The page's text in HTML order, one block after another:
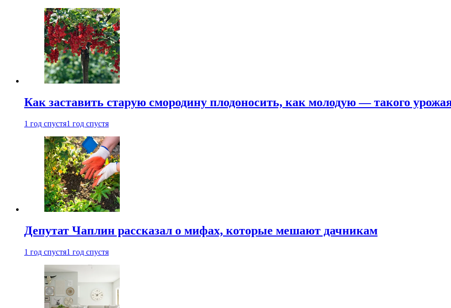
Как заставить старую смородину плодоносить, как молодую — такого
1 год спустя1 год спустя
Депутат Чаплин рассказал о мифах, которые мешают дачникам
1 год спустя1 год спустя